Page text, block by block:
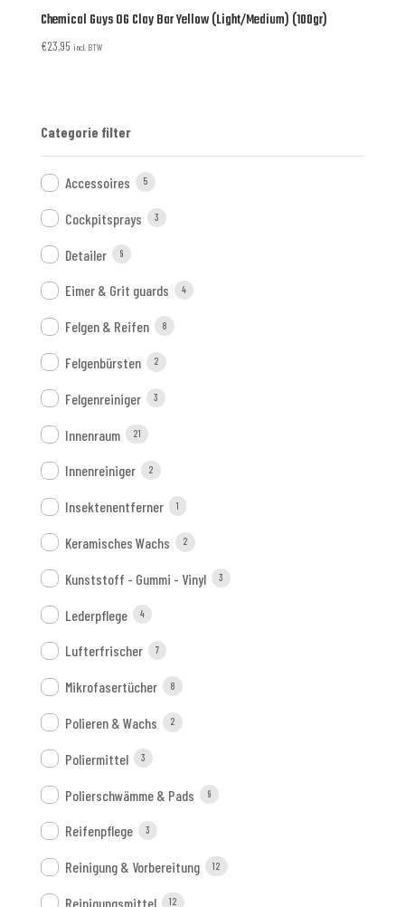
Chemical Guys OG Clay Bar Yellow (Light/Medium) (100gr)
€23,95 incl. BTW
Categorie filter
Accessoires 5
Cockpitsprays 3
Detailer 9
Eimer & Grit guards 4
Felgen & Reifen 8
Felgenbürsten 2
Felgenreiniger 3
Innenraum 21
Innenreiniger 2
Insektenentferner 1
Keramisches Wachs 2
Kunststoff - Gummi - Vinyl 3
Lederpflege 4
Lufterfrischer 7
Mikrofasertücher 8
Polieren & Wachs 2
Poliermittel 3
Polierschwämme & Pads 9
Reifenpflege 3
Reinigung & Vorbereitung 12
Reinigungsmittel 12